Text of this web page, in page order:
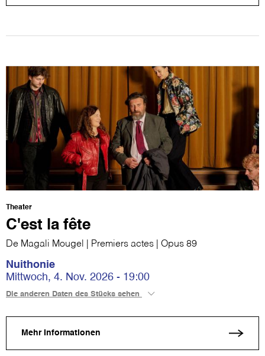
Theater
C'est la fête
De Magali Mougel | Premiers actes | Opus 89
Nuithonie
Mittwoch, 4. Nov. 2026 - 19:00
Die anderen Daten des Stücks sehen
Mehr Informationen